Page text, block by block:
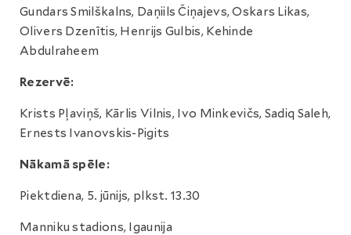
Gundars Smilškalns, Daņiils Čiņajevs, Oskars Likas,
Olivers Dzenītis, Henrijs Gulbis, Kehinde
Abdulraheem
Rezervē:
Krists Pļaviņš, Kārlis Vilnis, Ivo Minkevičs, Sadiq Saleh,
Ernests Ivanovskis-Pigits
Nākamā spēle:
Piektdiena, 5. jūnijs, plkst. 13.30
Manniku stadions, Igaunija